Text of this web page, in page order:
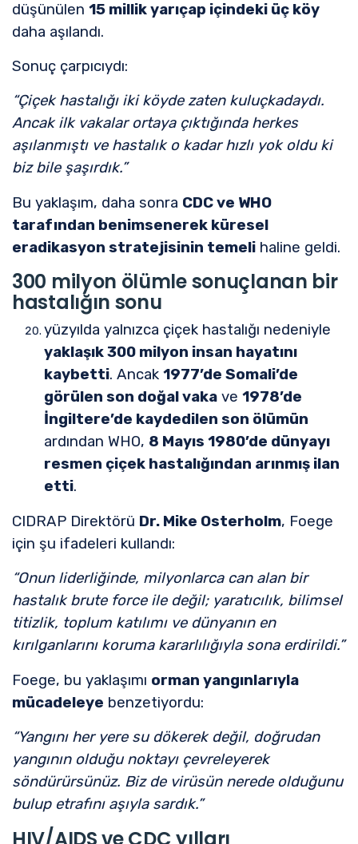
düşünülen 15 millik yarıçap içindeki üç köy
daha aşılandı.
Sonuç çarpıcıydı:
“Çiçek hastalığı iki köyde zaten kuluçkadaydı.
Ancak ilk vakalar ortaya çıktığında herkes
aşılanmıştı ve hastalık o kadar hızlı yok oldu ki
biz bile şaşırdık.”
Bu yaklaşım, daha sonra CDC ve WHO
tarafından benimsenerek küresel
eradikasyon stratejisinin temeli haline geldi.
300 milyon ölümle sonuçlanan bir
hastalığın sonu
yüzyılda yalnızca çiçek hastalığı nedeniyle
yaklaşık 300 milyon insan hayatını
kaybetti. Ancak 1977’de Somali’de
görülen son doğal vaka ve 1978’de
İngiltere’de kaydedilen son ölümün
ardından WHO, 8 Mayıs 1980’de dünyayı
resmen çiçek hastalığından arınmış ilan
etti.
CIDRAP Direktörü Dr. Mike Osterholm, Foege
için şu ifadeleri kullandı:
“Onun liderliğinde, milyonlarca can alan bir
hastalık brute force ile değil; yaratıcılık, bilimsel
titizlik, toplum katılımı ve dünyanın en
kırılganlarını koruma kararlılığıyla sona erdirildi.”
Foege, bu yaklaşımı orman yangınlarıyla
mücadeleye benzetiyordu:
“Yangını her yere su dökerek değil, doğrudan
yangının olduğu noktayı çevreleyerek
söndürürsünüz. Biz de virüsün nerede olduğunu
bulup etrafını aşıyla sardık.”
HIV/AIDS ve CDC yılları